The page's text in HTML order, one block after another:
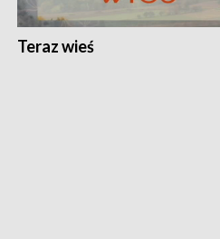
Teraz wieś